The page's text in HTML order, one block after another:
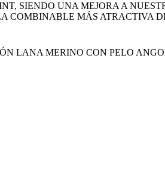
SIENDO UNA MEJORA A
MÁS ATRACTIVA
LANA MERINO CON PELO